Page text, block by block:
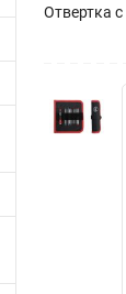
Отвертка